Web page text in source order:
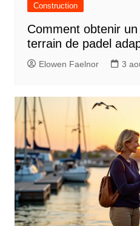
Construction
Comment obtenir
terrain de padel
Elowen Faelnor 3